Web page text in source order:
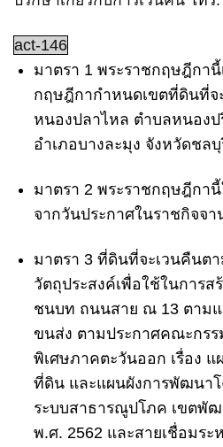
act-146
มาตรา 1 พระราชกฤษฎีกานี้
กฤษฎีกากำหนดเขตที่ดินที่จ
หนองปลาไหล ตำบลหนอง
อำเภอบางละมุง จังหวัดชล
มาตรา 2 พระราชกฤษฎีกา
จากวันประกาศในราชกิจจา
มาตรา 3ที่ดินที่จะเวนคืนต
วัตถุประสงค์เพื่อใช้ในการส
ชนบท ถนนสาย ณ 13 ตาม
ขนส่ง ตามประกาศคณะกร
พิเศษภาคตะวันออก เรื่อง แ
ที่ดิน และแผนผังการพัฒนา
ระบบสาธารณูปโภค เขตพั
พ.ศ. 2562 และสายเชื่อมร